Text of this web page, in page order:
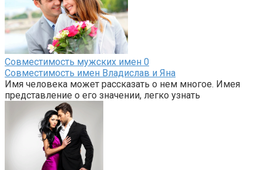
Совместимость мужских имен 0
Совместимость имен Владислав и Яна
Имя человека может рассказать о нем многое. Имея
представление о его значении, легко узнать